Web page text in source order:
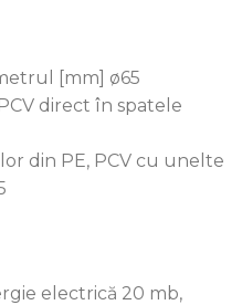
[mm] ø65
direct în spatele
din PE, PCV cu unelte
electrică 20 mb,